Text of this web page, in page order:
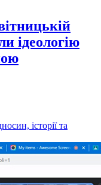
ідеологію
історії та